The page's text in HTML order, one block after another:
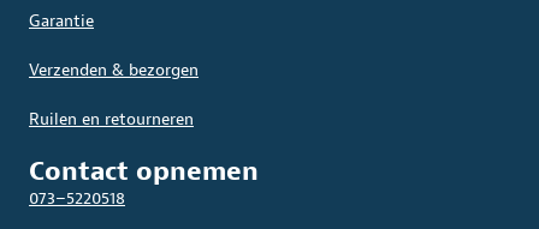
Garantie
Verzenden & bezorgen
Ruilen en retourneren
Contact opnemen
073–5220518